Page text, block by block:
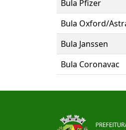
Bula Pfizer
Bula Oxford/
Bula Janssen
Bula Coronavac